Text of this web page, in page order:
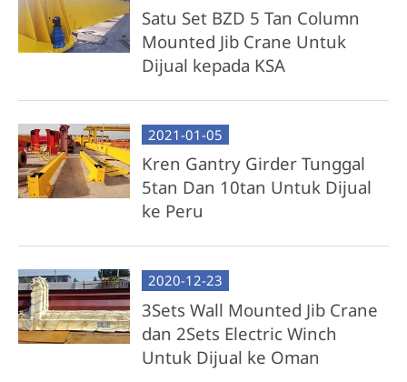
Satu Set BZD 5 Tan Column
Mounted Jib Crane Untuk
Dijual kepada KSA
2021-01-05
Kren Gantry Girder Tunggal
5tan Dan 10tan Untuk Dijual
ke Peru
2020-12-23
3Sets Wall Mounted Jib Crane
dan 2Sets Electric Winch
Untuk Dijual ke Oman